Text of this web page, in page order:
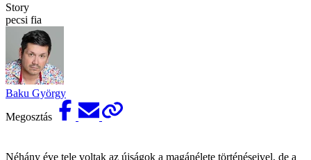
Story
pecsi fia
Baku György
Megosztás
Néhány éve tele voltak az újságok a magánélete történéseivel, de a